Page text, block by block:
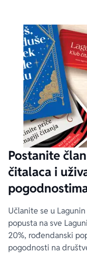
Postanite
čitalaca i
Učlanite se u
popusta na sve
20%, rođendanski
pogodnosti na